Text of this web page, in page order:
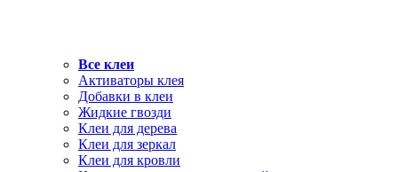
Все клеи
Активаторы клея
Добавки в клеи
Жидкие гвозди
Клеи для дерева
Клеи для зеркал
Клеи для кровли